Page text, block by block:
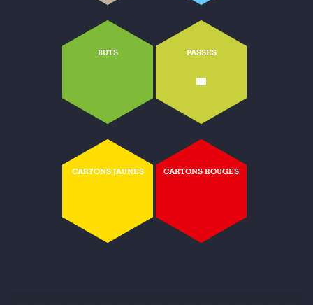
BUTS PASSES
-
CARTONS JAUNES CARTONS ROUGES